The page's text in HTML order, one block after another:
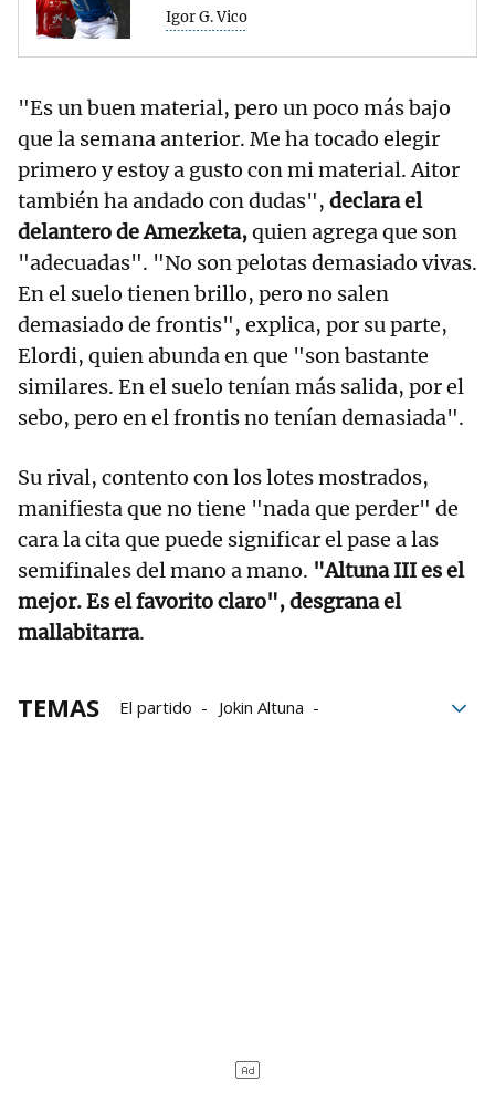
Igor G. Vico
"Es un buen material, pero un poco más bajo
que la semana anterior. Me ha tocado elegir
primero y estoy a gusto con mi material. Aitor
también ha andado con dudas", declara el
delantero de Amezketa,quien agrega que son
"adecuadas". "No son pelotas demasiado vivas.
En el suelo tienen brillo, pero no salen
demasiado de frontis", explica, por su parte,
Elordi, quien abunda en que "son bastante
similares. En el suelo tenían más salida, por el
sebo, pero en el frontis no tenían demasiada".
Su rival, contento con los lotes mostrados,
manifiesta que no tiene "nada que perder" de
cara la cita que puede significar el pase a las
semifinales del mano a mano. "Altuna III es el
mejor. Es el favorito claro", desgrana el
mallabitarra.
TEMAS El partido
Jokin Altuna